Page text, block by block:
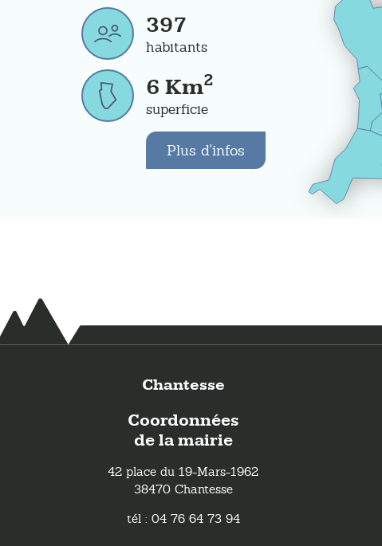
397
habitants
6 Km2
superficie
Plus d'infos
Chantesse
Coordonnées
de la mairie
42 place du 19-Mars-1962
38470 Chantesse
tél : 04 76 64 73 94